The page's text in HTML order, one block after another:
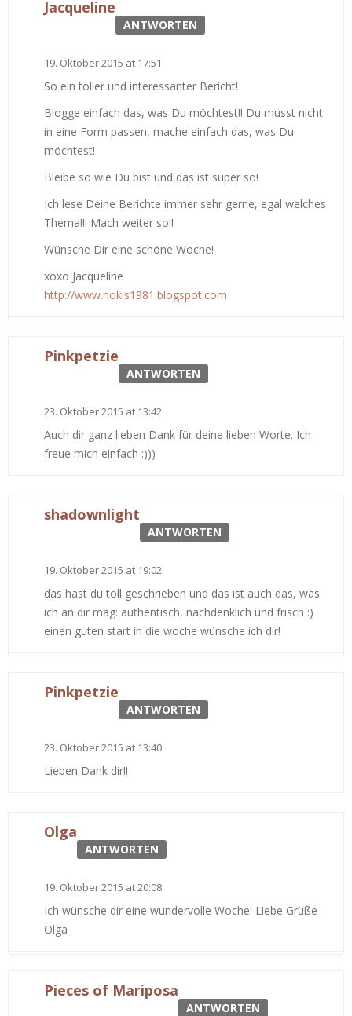
Jacqueline
ANTWORTEN
19. Oktober 2015 at 17:51
So ein toller und interessanter Bericht!
Blogge einfach das, was Du möchtest!! Du musst nicht
in eine Form passen, mache einfach das, was Du
möchtest!
Bleibe so wie Du bist und das ist super so!
Ich lese Deine Berichte immer sehr gerne, egal welches
Thema!!! Mach weiter so!!
Wünsche Dir eine schöne Woche!
xoxo Jacqueline
http://www.hokis1981.blogspot.com
Pinkpetzie
ANTWORTEN
23. Oktober 2015 at 13:42
Auch dir ganz lieben Dank für deine lieben Worte. Ich
freue mich einfach :)))
shadownlight
ANTWORTEN
19. Oktober 2015 at 19:02
das hast du toll geschrieben und das ist auch das, was
ich an dir mag: authentisch, nachdenklich und frisch :)
einen guten start in die woche wünsche ich dir!
Pinkpetzie
ANTWORTEN
23. Oktober 2015 at 13:40
Lieben Dank dir!!
Olga
ANTWORTEN
19. Oktober 2015 at 20:08
Ich wünsche dir eine wundervolle Woche! Liebe Grüße
Olga
Pieces of Mariposa
ANTWORTEN